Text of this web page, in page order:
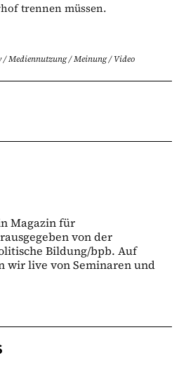
trennen müssen.
/Mediennutzung/Meinung/Video
Magazin für
von der
Bildung/bpb. Auf
wir live von Seminaren und